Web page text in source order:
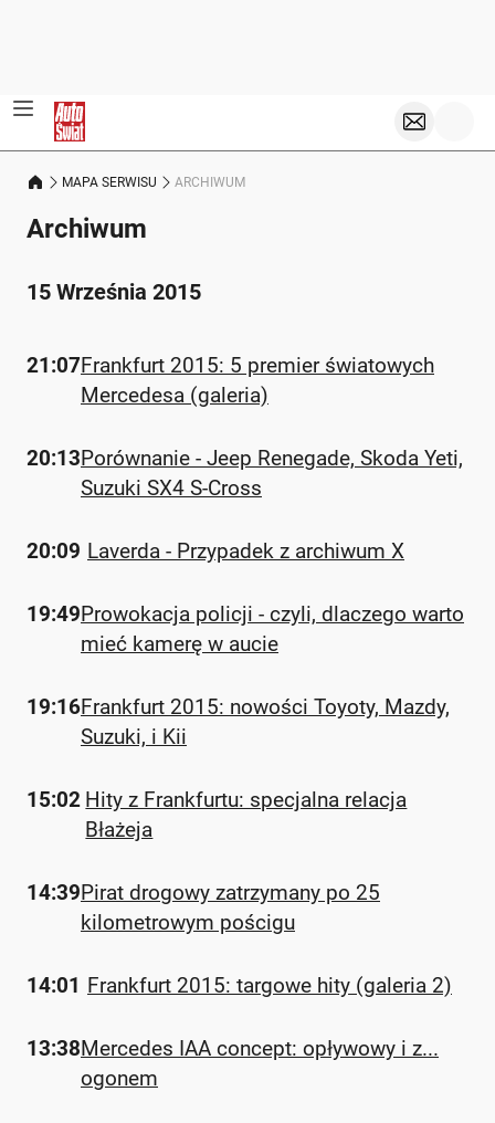
MAPA SERWISU ARCHIWUM
Archiwum
15 Września 2015
21:07Frankfurt 2015: 5 premier światowych
Mercedesa (galeria)
20:13Porównanie - Jeep Renegade, Skoda Yeti,
Suzuki SX4 S-Cross
20:09 Laverda - Przypadek z archiwum X
19:49Prowokacja policji - czyli, dlaczego warto
mieć kamerę w aucie
19:16Frankfurt 2015: nowości Toyoty, Mazdy,
Suzuki, i Kii
15:02 Hity z Frankfurtu: specjalna relacja
Błażeja
14:39Pirat drogowy zatrzymany po 25
kilometrowym pościgu
14:01 Frankfurt 2015: targowe hity (galeria 2)
13:38Mercedes IAA concept: opływowy i z...
ogonem